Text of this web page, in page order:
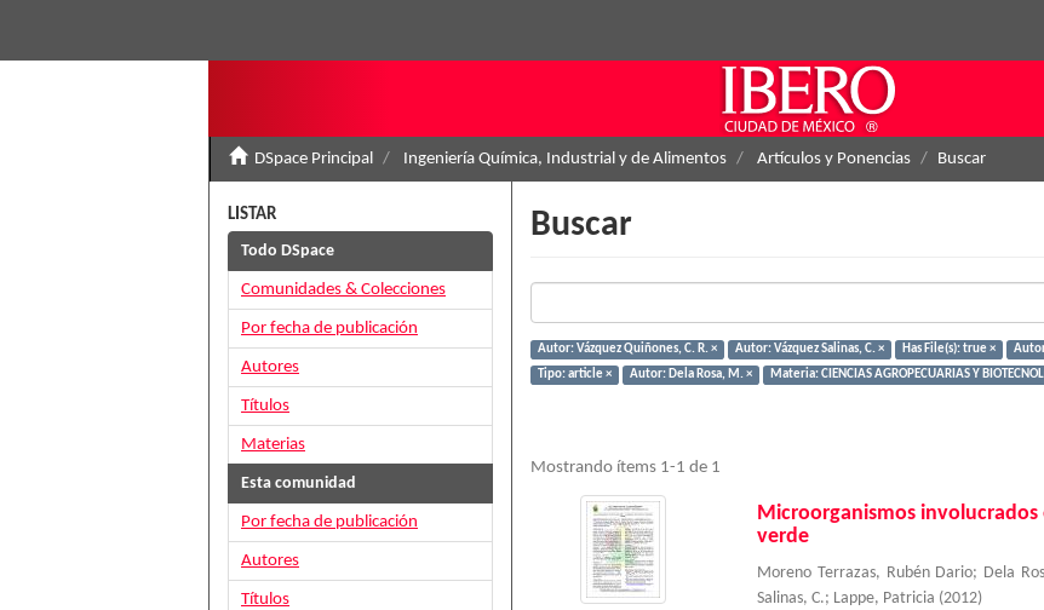
DSpace Principal Ingeniería Química, Industrial y de Alimentos Artículos y Ponencias Buscar
Buscar
Autor: Vázquez Quiñones, C. R. × Autor: Vázquez Salinas, C. × Has File(s): true ×
Tipo: article ×
Autor: Dela Rosa, M. × Materia: CIENCIAS AGROPECUARIAS Y
Mostrando ítems 1-1 de 1
Microorganismos
verde
Moreno Terrazas, Rubén Dario; Dela
Salinas, C.; Lappe, Patricia (2012)
LISTAR
Todo DSpace
Comunidades & Colecciones
Por fecha de publicación
Autores
Títulos
Materias
Esta comunidad
Por fecha de publicación
Autores
Títulos